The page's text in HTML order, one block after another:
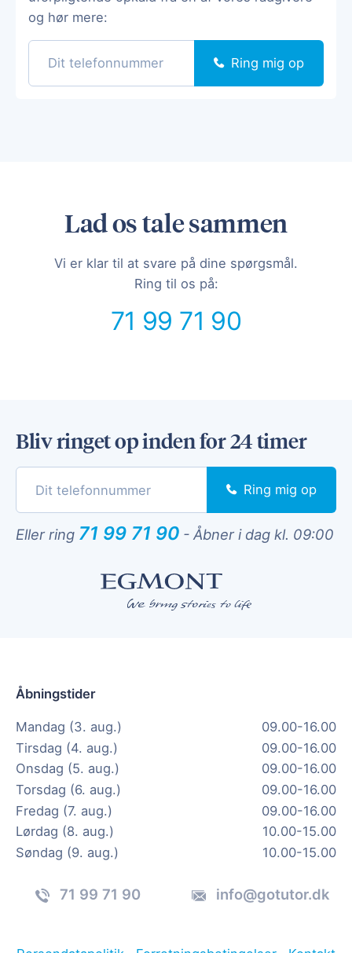
og hør mere:
Ring mig op
Lad os tale sammen
Vi er klar til at svare på dine spørgsmål.
Ring til os på:
71 99 71 90
Bliv ringet op inden for 24 timer
Ring mig op
Eller ring 71 99 71 90 - Åbner i dag kl. 09:00
Åbningstider
Mandag (3. aug.)
09.00-16.00
Tirsdag (4. aug.)
09.00-16.00
Onsdag (5. aug.)
09.00-16.00
Torsdag (6. aug.)
09.00-16.00
Fredag (7. aug.)
09.00-16.00
Lørdag (8. aug.)
10.00-15.00
Søndag (9. aug.)
10.00-15.00
71 99 71 90 info@gotutor.dk